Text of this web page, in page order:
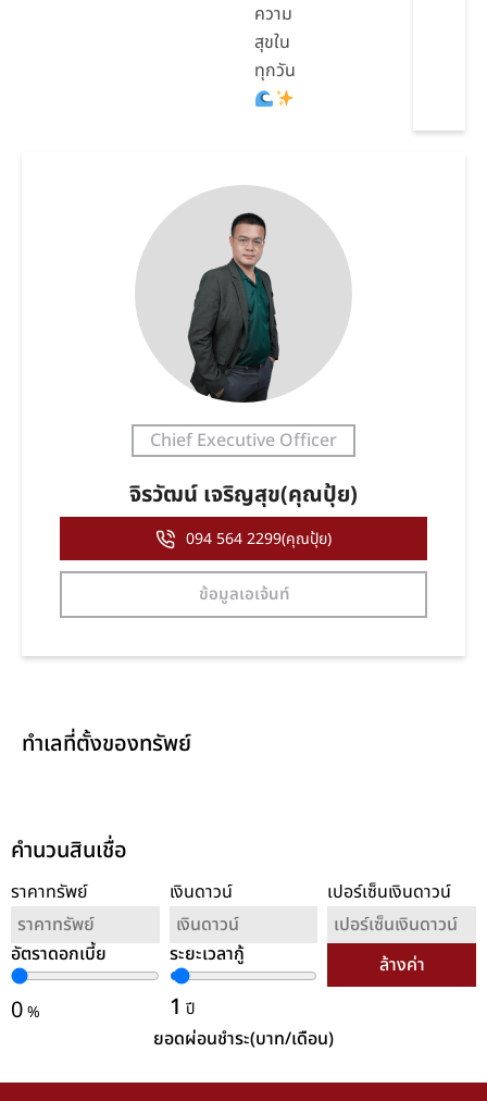
ความ
สุขใน
ทุกวัน
Chief Executive Officer
จิรวัฒน์ เจริญสุข(คุณปุ้ย)
094 564 2299(คุณปุ้ย)
ข้อมูลเอเจ้นท์
ทำเลที่ตั้งของทรัพย์
คำนวนสินเชื่อ
ราคาทรัพย์ เงินดาวน์ เปอร์เซ็นเงินดาวน์
อัตราดอกเบี้ย
0%
ระยะเวลากู้
1 ปี
ล้างค่า
ยอดผ่อนชำระ(บาท/เดือน)